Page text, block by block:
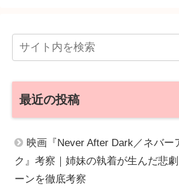
最近の投稿
映画『Never After Dark／ネバー
ク』考察｜姉妹の執着が生んだ悲
ーンを徹底考察